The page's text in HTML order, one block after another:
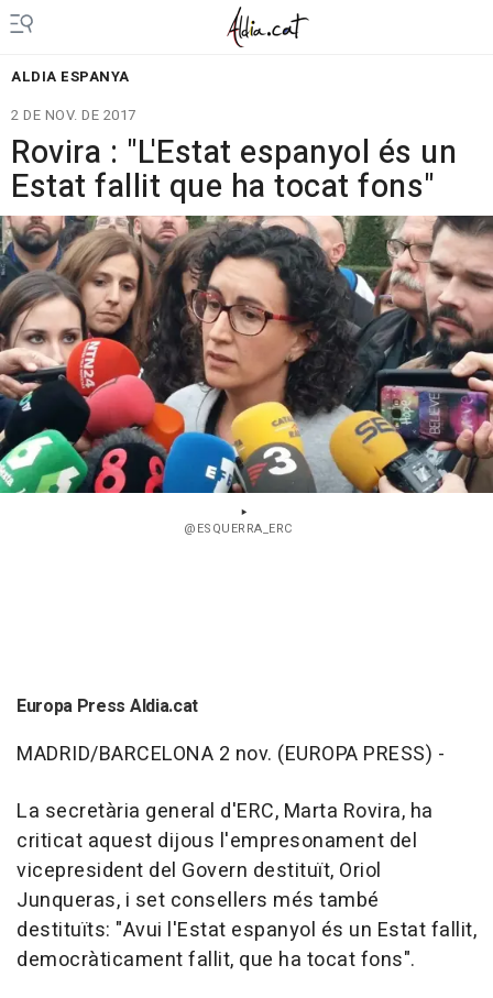
ALDIA ESPANYA
2 DE NOV. DE 2017
Rovira : "L'Estat espanyol és un
Estat fallit que ha tocat fons"
@ESQUERRA_ERC
Europa Press Aldia.cat
MADRID/BARCELONA 2 nov. (EUROPA PRESS) -
La secretària general d'ERC, Marta Rovira, ha
criticat aquest dijous l'empresonament del
vicepresident del Govern destituït, Oriol
Junqueras, i set consellers més també
destituïts: "Avui l'Estat espanyol és un Estat fallit,
democràticament fallit, que ha tocat fons".